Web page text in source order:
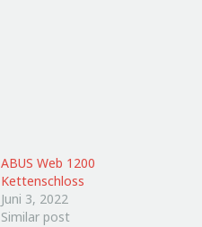
ABUS Web 1200
Kettenschloss
Juni 3, 2022
Similar post